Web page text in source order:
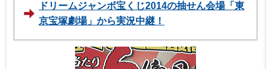
ドリームジャンボ宝くじ2014の抽せん会場「東
京宝塚劇場」から実況中継！